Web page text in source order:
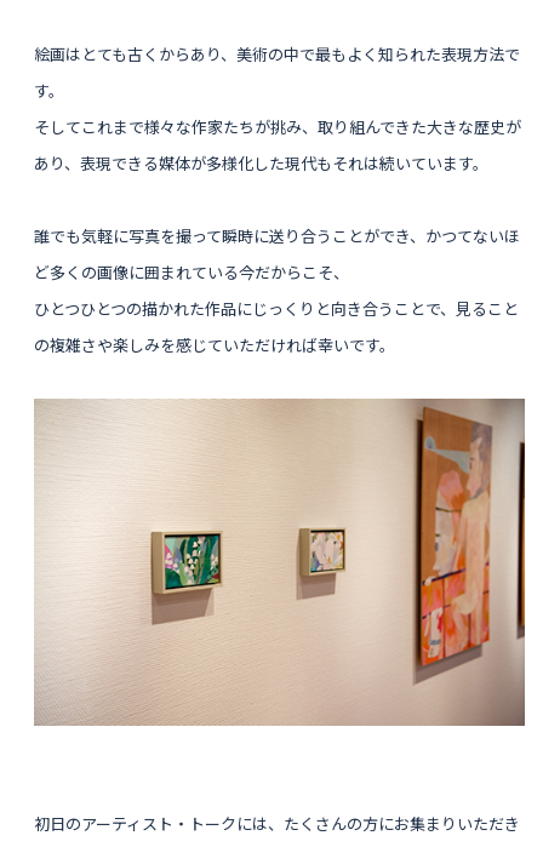
絵画はとても古くからあり、美術の中で最もよく知られた表現方法で
す。
そしてこれまで様々な作家たちが挑み、取り組んできた大きな歴史が
あり、表現できる媒体が多様化した現代もそれは続いています。
誰でも気軽に写真を撮って瞬時に送り合うことができ、かつてないほ
ど多くの画像に囲まれている今だからこそ、
ひとつひとつの描かれた作品にじっくりと向き合うことで、見ること
の複雑さや楽しみを感じていただければ幸いです。
初日のアーティスト・トークには、たくさんの方にお集まりいただき